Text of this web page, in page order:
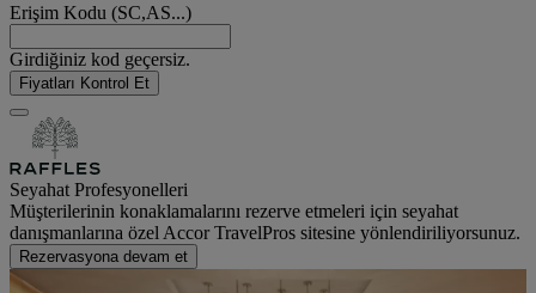
Erişim Kodu (SC,AS...)
Girdiğiniz kod geçersiz.
Fiyatları Kontrol Et
Seyahat Profesyonelleri
Müşterilerinin konaklamalarını rezerve etmeleri için seyahat
danışmanlarına özel Accor TravelPros sitesine yönlendiriliyorsunuz.
Rezervasyona devam et